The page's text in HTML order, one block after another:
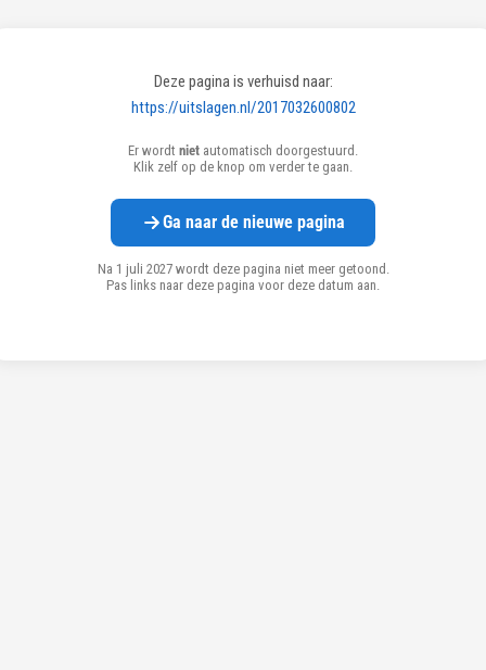
Deze pagina is verhuisd naar:
https://uitslagen.nl/2017032600802
Er wordt niet automatisch doorgestuurd.
Klik zelf op de knop om verder te gaan.
Ga naar de nieuwe pagina
Na 1 juli 2027 wordt deze pagina niet meer getoond.
Pas links naar deze pagina voor deze datum aan.